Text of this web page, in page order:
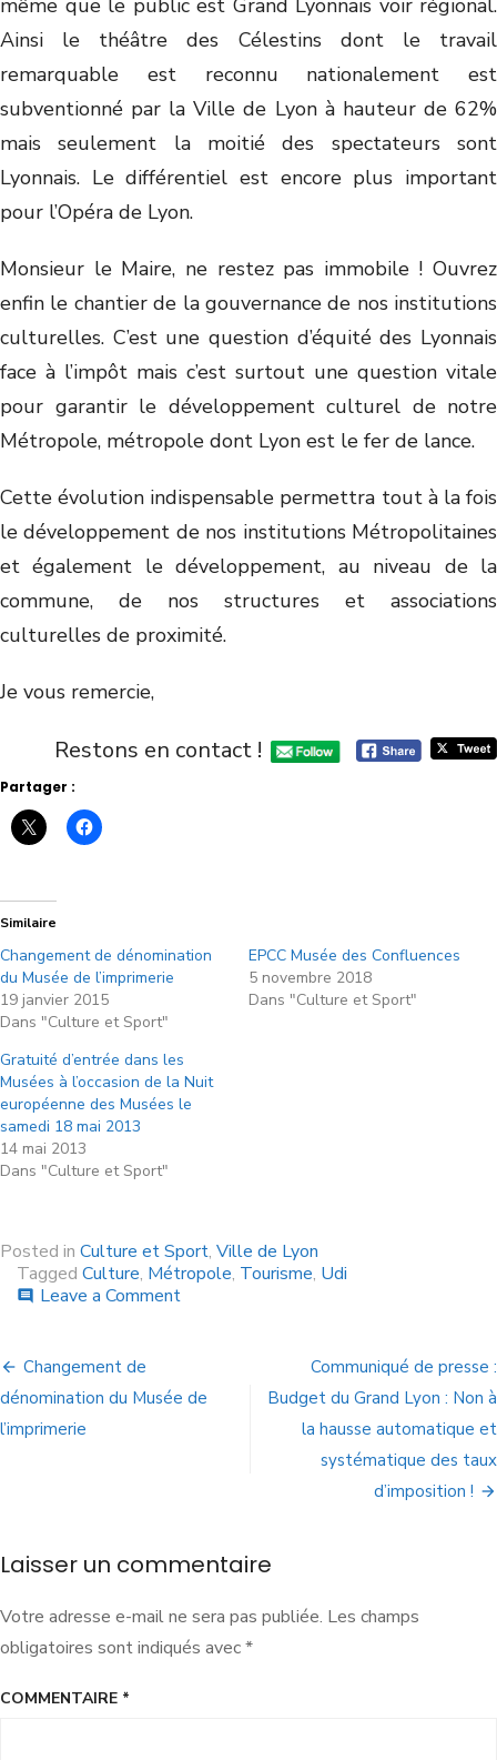
même que le public est Grand Lyonnais voir régional.
Ainsi le théâtre des Célestins dont le travail
remarquable est reconnu nationalement est
subventionné par la Ville de Lyon à hauteur de 62%
mais seulement la moitié des spectateurs sont
Lyonnais. Le différentiel est encore plus important
pour l’Opéra de Lyon.
Monsieur le Maire, ne restez pas immobile ! Ouvrez
enfin le chantier de la gouvernance de nos institutions
culturelles. C’est une question d’équité des Lyonnais
face à l’impôt mais c’est surtout une question vitale
pour garantir le développement culturel de notre
Métropole, métropole dont Lyon est le fer de lance.
Cette évolution indispensable permettra tout à la fois
le développement de nos institutions Métropolitaines
et également le développement, au niveau de la
commune, de nos structures et associations
culturelles de proximité.
Je vous remercie,
Restons en contact !
Partager :
Similaire
Changement de dénomination
du Musée de l’imprimerie
19 janvier 2015
Dans "Culture et Sport"
EPCC Musée des Confluences
5 novembre 2018
Dans "Culture et Sport"
Gratuité d’entrée dans les
Musées à l’occasion de la Nuit
européenne des Musées le
samedi 18 mai 2013
14 mai 2013
Dans "Culture et Sport"
Posted in Culture et Sport, Ville de Lyon
Tagged Culture, Métropole, Tourisme, Udi
comment Leave a Comment
Changement de
dénomination du Musée de
l’imprimerie
Communiqué de presse :
Budget du Grand Lyon : Non à
la hausse automatique et
systématique des taux
d’imposition !
Laisser un commentaire
Votre adresse e-mail ne sera pas publiée. Les champs
obligatoires sont indiqués avec*
COMMENTAIRE *